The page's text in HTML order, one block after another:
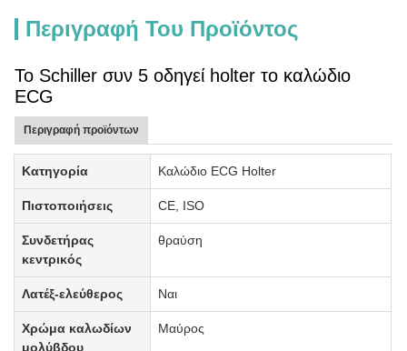
Περιγραφή Του Προϊόντος
Το Schiller συν 5 οδηγεί holter το καλώδιο
ECG
Περιγραφή προϊόντων
Κατηγορία Καλώδιο ECG Holter
Πιστοποιήσεις CE, ISO
Συνδετήρας
κεντρικός
θραύση
Λατέξ-ελεύθερος Ναι
Χρώμα καλωδίων
μολύβδου
Μαύρος